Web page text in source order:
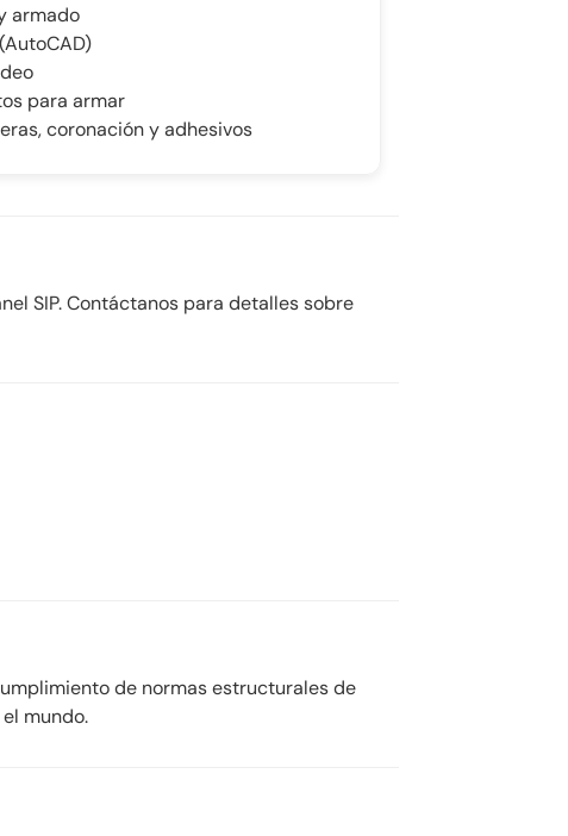
armado
para armar
coronación y adhesivos
SIP. Contáctanos para detalles sobre
de normas estructurales de
mundo.